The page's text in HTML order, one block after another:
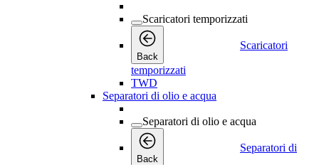
Scaricatori temporizzati
Back
Scaricatori
temporizzati
TWD
Separatori di olio e acqua
Separatori di olio e acqua
Back
Separatori di